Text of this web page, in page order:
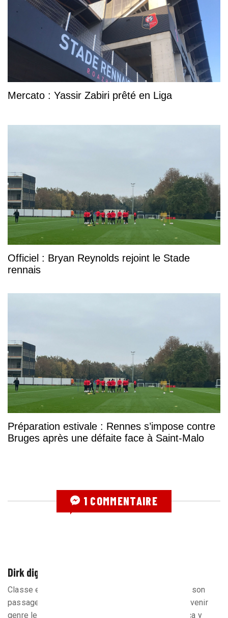
Mercato : Yassir Zabiri prêté en Liga
Officiel : Bryan Reynolds rejoint le Stade
rennais
Préparation estivale : Rennes s’impose contre
Bruges après une défaite face à Saint-Malo
1 COMMENTAIRE
Dirk diggler
Classe et élégant le stéphane..Nan je déconne. De son
passage a Rennes je n’en ais qu’un très vague souvenir
genre le tacheron de défense. Des mecs comme ca y